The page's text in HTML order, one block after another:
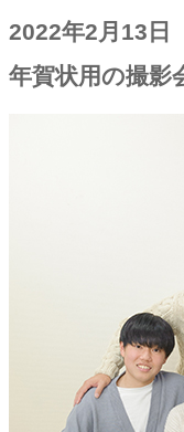
2022年2月13日
年賀状用の撮